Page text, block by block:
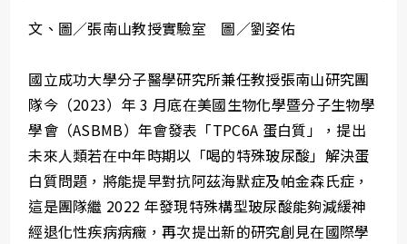
文、圖／張南山教授實驗室 圖／劉姿佑
國立成功大學分子醫學研究所兼任教授張南山研究團
隊今（2023）年 3 月底在美國生物化學暨分子生物學
學會（ASBMB）年會發表「TPC6A 蛋白質」，提出
未來人類若在中年時期以「喝的特殊玻尿酸」解決蛋
白質問題，將能提早對抗阿茲海默症及帕金森氏症，
這是團隊繼 2022 年發現特殊構型玻尿酸能夠減緩神
經退化性疾病病癥，再次提出新的研究創見在國際學